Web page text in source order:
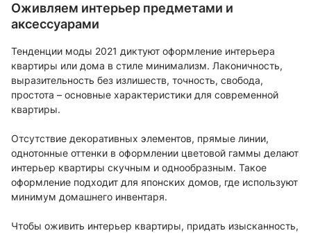
Оживляем интерьер предметами и
аксессуарами
Тенденции моды 2021 диктуют оформление интерьера
квартиры или дома в стиле минимализм. Лаконичность,
выразительность без излишеств, точность, свобода,
простота – основные характеристики для современной
квартиры.
Отсутствие декоративных элементов, прямые линии,
однотонные оттенки в оформлении цветовой гаммы делают
интерьер квартиры скучным и однообразным. Такое
оформление подходит для японских домов, где используют
минимум домашнего инвентаря.
Чтобы оживить интерьер квартиры, придать изысканность,